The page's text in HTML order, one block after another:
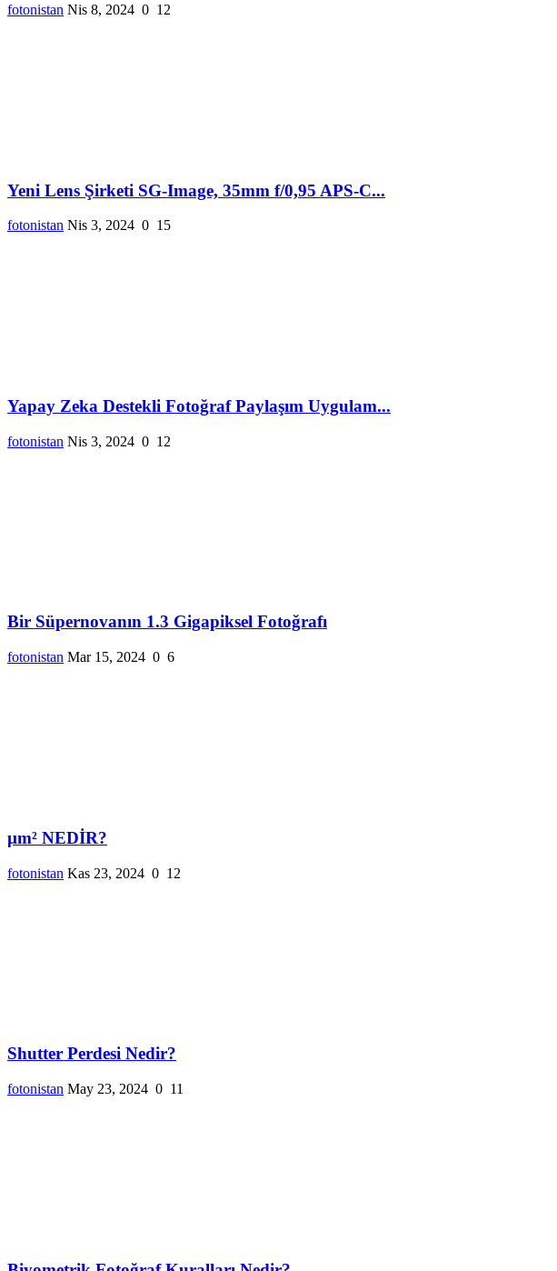
fotonistan Nis 8, 2024 0 12
Yeni Lens Şirketi SG-Image, 35mm f/0,95 APS-C...
fotonistan Nis 3, 2024 0 15
Yapay Zeka Destekli Fotoğraf Paylaşım Uygulam...
fotonistan Nis 3, 2024 0 12
Bir Süpernovanın 1.3 Gigapiksel Fotoğrafı
fotonistan Mar 15, 2024 0 6
µm² NEDİR?
fotonistan Kas 23, 2024 0 12
Shutter Perdesi Nedir?
fotonistan May 23, 2024 0 11